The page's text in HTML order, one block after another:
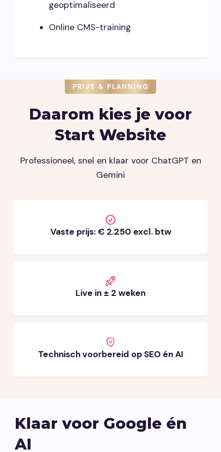
geoptimaliseerd
Online CMS-training
PRIJS & PLANNING
Daarom kies je voor
Start Website
Professioneel, snel en klaar voor ChatGPT en
Gemini
Vaste prijs: € 2.250 excl. btw
Live in ± 2 weken
Technisch voorbereid op SEO én AI
Klaar voor Google én
AI